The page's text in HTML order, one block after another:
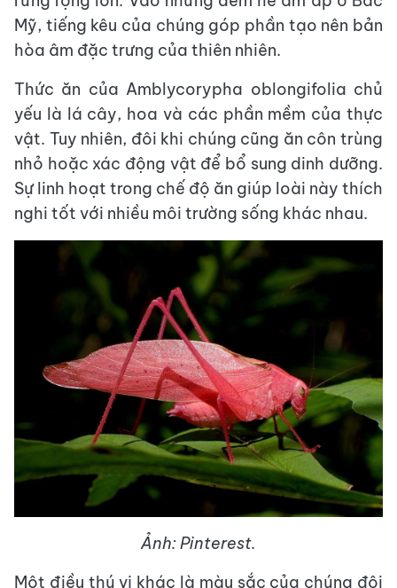
Mỹ, tiếng kêu của chúng góp phần tạo nên bản
hòa âm đặc trưng của thiên nhiên.
Thức ăn của Amblycorypha oblongifolia chủ
yếu là lá cây, hoa và các phần mềm của thực
vật. Tuy nhiên, đôi khi chúng cũng ăn côn trùng
nhỏ hoặc xác động vật để bổ sung dinh dưỡng.
Sự linh hoạt trong chế độ ăn giúp loài này thích
nghi tốt với nhiều môi trường sống khác nhau.
Ảnh: Pinterest.
Một điều thú vị khác là màu sắc của chúng đôi